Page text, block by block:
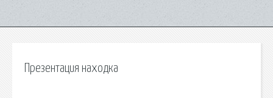
Презентация находка